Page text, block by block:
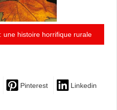
une histoire horrifique rurale
Pinterest Linkedin